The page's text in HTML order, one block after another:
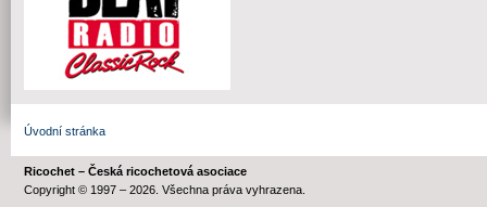
Úvodní stránka
Ricochet – Česká ricochetová asociace
Copyright © 1997 – 2026. Všechna práva vyhrazena.